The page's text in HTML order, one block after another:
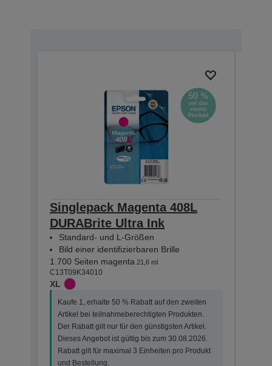
Singlepack Magenta 408L
DURABrite Ultra Ink
Standard- und L-Größen
Bild einer identifizierbaren Brille
1.700 Seiten magenta 21,6 ml
C13T09K34010
XL
Kaufe 1, erhalte 50 % Rabatt auf den zweiten
Artikel bei teilnahmeberechtigten Produkten.
Der Rabatt gilt nur für den günstigsten Artikel.
Dieses Angebot ist gültig bis zum 30.08.2026.
Rabatt gilt für maximal 3 Einheiten pro Produkt
und Bestellung.